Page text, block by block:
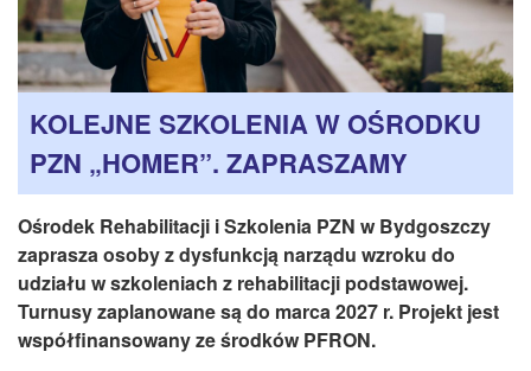
INSTYTUT TYFLOLOGICZNY
KONTAKT
1,5%
KOLEJNE SZKOLENIA W OŚRODKU
PZN „HOMER”. ZAPRASZAMY
Ośrodek Rehabilitacji i Szkolenia PZN w Bydgoszczy
zaprasza osoby z dysfunkcją narządu wzroku do
udziału w szkoleniach z rehabilitacji podstawowej.
Turnusy zaplanowane są do marca 2027 r. Projekt jest
współfinansowany ze środków PFRON.